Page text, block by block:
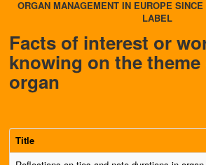
ORGAN MANAGEMENT IN EUROPE SINCE
LABEL
Facts of interest or
knowing on the
organ
Title